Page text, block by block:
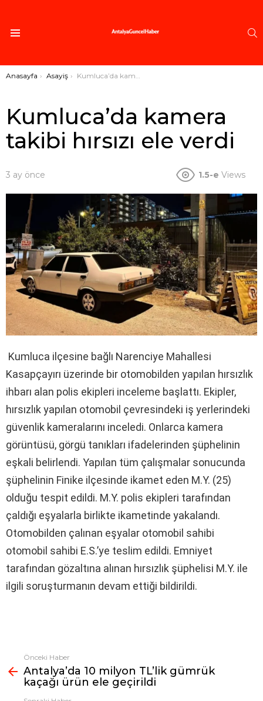
Buradasınız:
Anasayfa Asayiş Kumluca’da kamera takibi hırsızı ele verdi
Kumluca’da kamera
takibi hırsızı ele verdi
3 ay önce 1.5-e Views
Kumluca ilçesine bağlı Narenciye Mahallesi
Kasapçayırı üzerinde bir otomobilden yapılan hırsızlık
ihbarı alan polis ekipleri inceleme başlattı. Ekipler,
hırsızlık yapılan otomobil çevresindeki iş yerlerindeki
güvenlik kameralarını inceledi. Onlarca kamera
görüntüsü, görgü tanıkları ifadelerinden şüphelinin
eşkali belirlendi. Yapılan tüm çalışmalar sonucunda
şüphelinin Finike ilçesinde ikamet eden M.Y. (25)
olduğu tespit edildi. M.Y. polis ekipleri tarafından
çaldığı eşyalarla birlikte ikametinde yakalandı.
Otomobilden çalınan eşyalar otomobil sahibi
otomobil sahibi E.S.’ye teslim edildi. Emniyet
tarafından gözaltına alınan hırsızlık şüphelisi M.Y. ile
ilgili soruşturmanın devam ettiği bildirildi.
Fazlasına
bak
Önceki Haber
Antalya’da 10 milyon TL’lik gümrük
kaçağı ürün ele geçirildi